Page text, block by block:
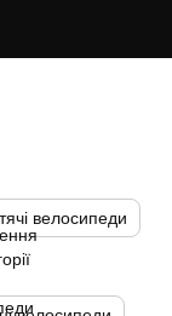
велосипеди